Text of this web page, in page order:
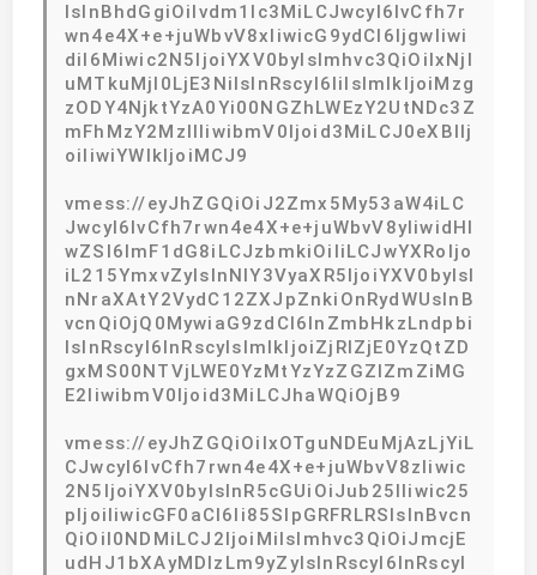
IsInBhdGgiOiIvdm1lc3MiLCJwcyI6IvCfh7r
wn4e4X+e+juWbvV8xIiwicG9ydCI6IjgwIiwi
diI6Miwic2N5IjoiYXV0byIsImhvc3QiOiIxNjI
uMTkuMjI0LjE3NiIsInRscyI6IiIsImlkIjoiMzg
zODY4NjktYzA0Yi00NGZhLWEzY2UtNDc3Z
mFhMzY2MzllIiwibmV0Ijoid3MiLCJ0eXBlIj
oiIiwiYWlkIjoiMCJ9
vmess://eyJhZGQiOiJ2Zmx5My53aW4iLC
JwcyI6IvCfh7rwn4e4X+e+juWbvV8yIiwidHl
wZSI6ImF1dG8iLCJzbmkiOiIiLCJwYXRoIjo
iL215YmxvZyIsInNlY3VyaXR5IjoiYXV0byIsI
nNraXAtY2VydC12ZXJpZnkiOnRydWUsInB
vcnQiOjQ0MywiaG9zdCI6InZmbHkzLndpbi
IsInRscyI6InRscyIsImlkIjoiZjRlZjE0YzQtZD
gxMS00NTVjLWE0YzMtYzYzZGZlZmZiMG
E2IiwibmV0Ijoid3MiLCJhaWQiOjB9
vmess://eyJhZGQiOiIxOTguNDEuMjAzLjYiL
CJwcyI6IvCfh7rwn4e4X+e+juWbvV8zIiwic
2N5IjoiYXV0byIsInR5cGUiOiJub25lIiwic25
pIjoiIiwicGF0aCI6Ii85SlpGRFRLRSIsInBvcn
QiOiI0NDMiLCJ2IjoiMiIsImhvc3QiOiJmcjE
udHJ1bXAyMDIzLm9yZyIsInRscyI6InRscyI